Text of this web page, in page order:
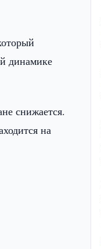
динамике
снижается.
на